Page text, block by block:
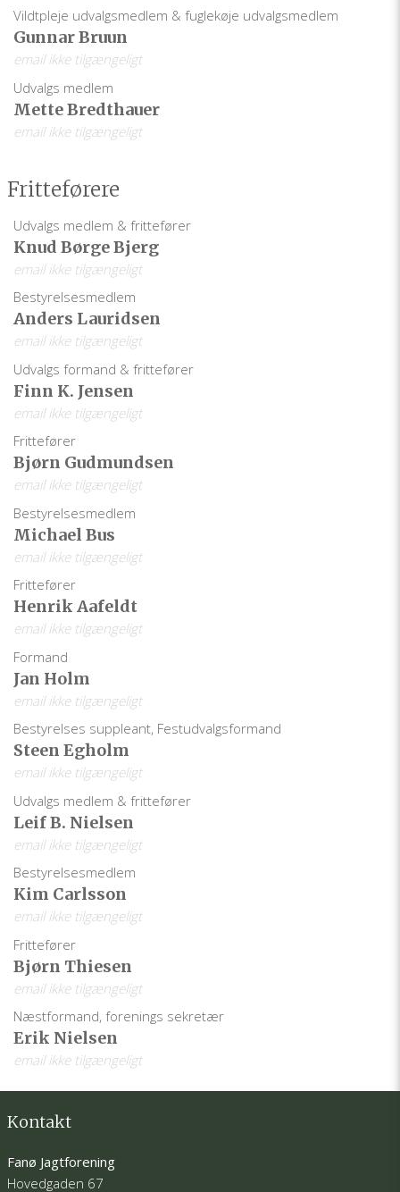
Vildtpleje udvalgsmedlem & fuglekøje udvalgsmedlem
Gunnar Bruun
email ikke tilgængeligt
Udvalgs medlem
Mette Bredthauer
email ikke tilgængeligt
Fritteførere
Udvalgs medlem & frittefører
Knud Børge Bjerg
email ikke tilgængeligt
Bestyrelsesmedlem
Anders Lauridsen
email ikke tilgængeligt
Udvalgs formand & frittefører
Finn K. Jensen
email ikke tilgængeligt
Frittefører
Bjørn Gudmundsen
email ikke tilgængeligt
Bestyrelsesmedlem
Michael Bus
email ikke tilgængeligt
Frittefører
Henrik Aafeldt
email ikke tilgængeligt
Formand
Jan Holm
email ikke tilgængeligt
Bestyrelses suppleant, Festudvalgsformand
Steen Egholm
email ikke tilgængeligt
Udvalgs medlem & frittefører
Leif B. Nielsen
email ikke tilgængeligt
Bestyrelsesmedlem
Kim Carlsson
email ikke tilgængeligt
Frittefører
Bjørn Thiesen
email ikke tilgængeligt
Næstformand, forenings sekretær
Erik Nielsen
email ikke tilgængeligt
Kontakt
Fanø Jagtforening
Hovedgaden 67